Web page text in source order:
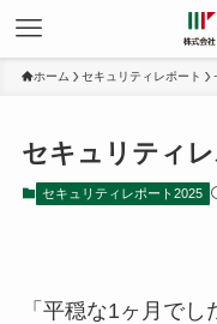
ホーム セキュリティレポート
セキュリティ
セキュリティレポート2025
「平穏な1ヶ月でし